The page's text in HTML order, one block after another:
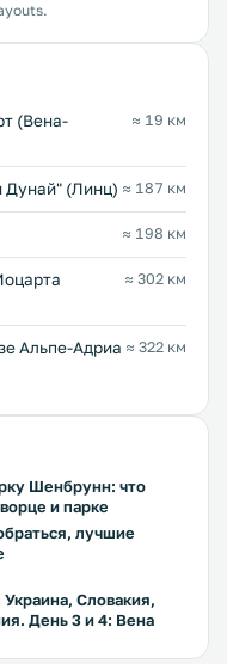
(Вена-
≈ 19 км
Дунай" (Линц) ≈ 187 км
≈ 198 км
≈ 302 км
Альпе-Адриа ≈ 322 км
Шенбрунн: что
и парке
лучшие
Словакия,
День 3 и 4: Вена